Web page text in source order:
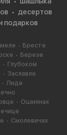
десертов
подарков
Бресте
Березе
Глубоком
Заславле
Лиде
Ошмянах
Смолевичах